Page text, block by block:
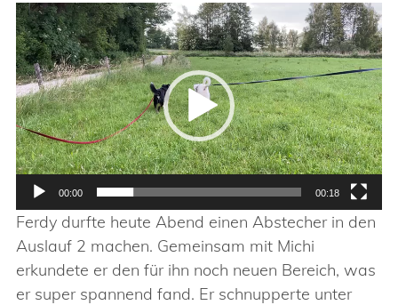
Video-
Player
00:00 00:18
Ferdy durfte heute Abend einen Abstecher in den
Auslauf 2 machen. Gemeinsam mit Michi
erkundete er den für ihn noch neuen Bereich, was
er super spannend fand. Er schnupperte unter